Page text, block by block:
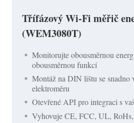
Třífázový Wi-Fi měřič
(WEM3080T)
Monitorujte obousměrnou
obousměrnou funkcí
Montáž na DIN lištu se snadno
elektroměru
Otevřené API pro integraci s
Vyhovuje CE, FCC, UL,